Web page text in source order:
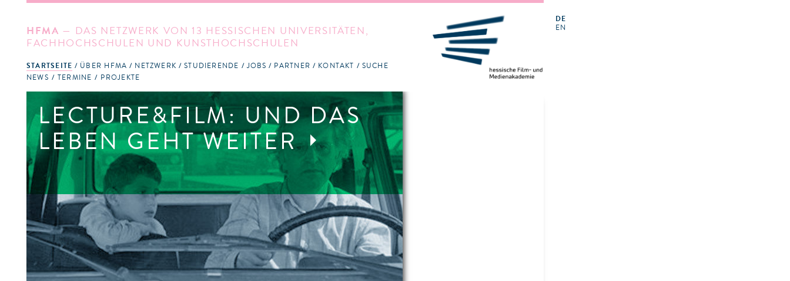
HFMA — DAS NETZWERK VON 13 HESSISCHEN UNIVERSITÄTEN,
FACHHOCHSCHULEN UND KUNSTHOCHSCHULEN
STARTSEITE
NEWS
TERMINE PROJEKTE
ÜBER HFMA NETZWERK STUDIERENDE JOBS PARTNER KONTAKT SUCHE
DE
EN
LECTURE&FILM: UND DAS
LEBEN GEHT WEITER